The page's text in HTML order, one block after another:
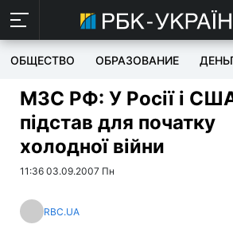
ОБЩЕСТВО ОБРАЗОВАНИЕ
МЗС РФ: У Росії і
підстав для початку
холодної війни
11:36 03.09.2007 Пн
RBC.UA